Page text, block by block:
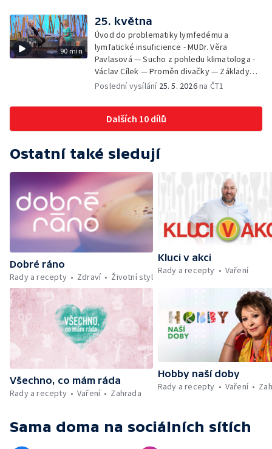
Schneiderová — Colours of Ostrava - Filip
Košťálek a Jan Vojtko — Tajemství křišťálové
planety - Jan Maxián, Petr Horák a Adélka
Hesová — Český svaz ochránců přírody - Eva
Šrailová
90 min
25. května
Úvod do problematiky lymfedému a
lymfatické insuficience - MUDr. Věra
Pavlasová — Sucho z pohledu klimatologa -
Václav Cílek — Proměn divačky — Základy
bezpečnosti dětí na inline bruslích - Petr
Zooterapie - praktické využití - Linda
Tinková — Pražské jaro - Klára Boudalová,
Marko Ivanović
Poslední vysílání 25. 5. 2026na ČT1
Dalších 10 dílů
Ostatní také sledují
Dobré ráno
Rady a recepty
Zdraví Životní styl
Kluci v akci
Rady a recepty
Vaření
Všechno, co mám ráda
Rady a recepty
Vaření Zahrada
Hobby naší doby
Rady a recepty
Vaření
Sama doma na sociálních sítích